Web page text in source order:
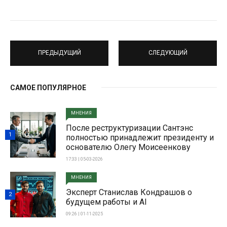
ПРЕДЫДУЩИЙ СЛЕДУЮЩИЙ
САМОЕ ПОПУЛЯРНОЕ
МНЕНИЯ
После реструктуризации Сантэнс
полностью принадлежит президенту и
основателю Олегу Моисеенкову
17:33 | 05-03-2026
1
МНЕНИЯ
Эксперт Станислав Кондрашов о
будущем работы и AI
09:26 | 01-11-2025
2